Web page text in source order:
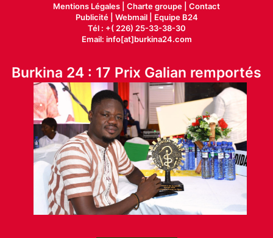
Mentions Légales | Charte groupe | Contact
Publicité| Webmail |
Equipe B24
Tél : +( 226) 25-33-38-30
Email: info[at]burkina24.com
Burkina 24 : 17 Prix Galian remportés